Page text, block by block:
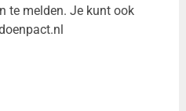
te melden. Je kunt ook